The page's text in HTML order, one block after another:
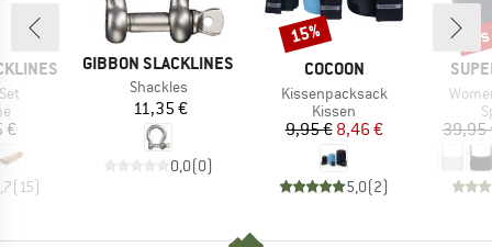
€
(15)
MARKE
GIBBON SLACKLINES
Artikel
Shackles
Preis
11,35 €
0,0(0)
MARKE
COCOON
Artikel
Kissenpacksack
Produktgruppe
Kissen
Preis
9,95 €reduzierter Preis
8,46 €
5,0(2)
Rabatt
15%
Artikel
39,95